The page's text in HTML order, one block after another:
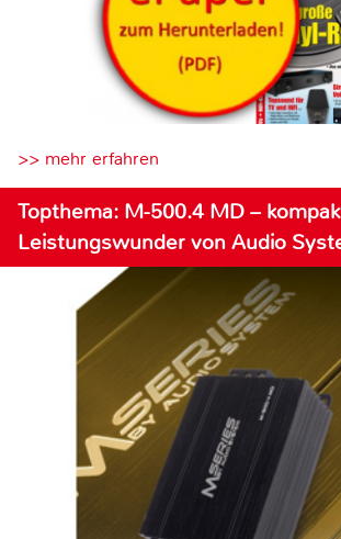
>> mehr erfahren
Topthema: M-500.4 MD –
Leistungswunder von Audio